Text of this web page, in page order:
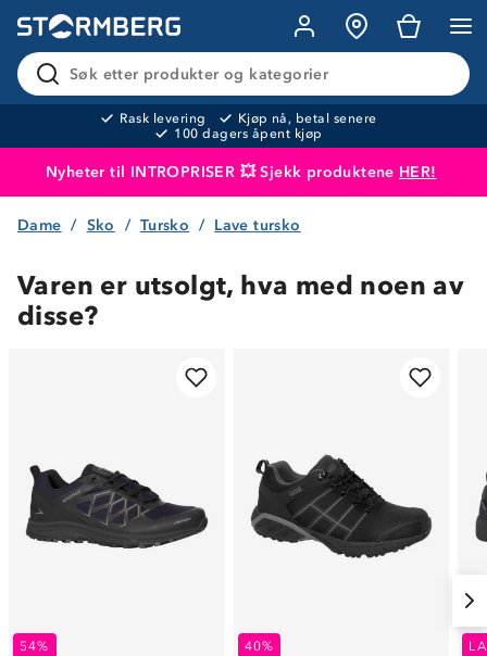
Søk etter produkter og kategorier
Rask levering
Kjøp nå, betal senere
100 dagers åpent kjøp
Nyheter til INTROPRISER 💥 Sjekk produktene HER!
Produktet er lagt i handlekurven
Dame Sko Tursko Lave tursko
Varen er utsolgt, hva med noen av
disse?
54% 40%